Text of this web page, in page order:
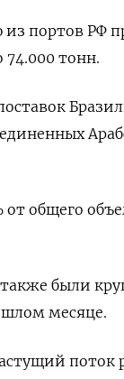
из портов
74.000 тонн.
общего
были
месяце.
поток